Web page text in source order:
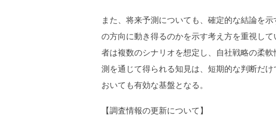
また、将来予測についても、確定的な結論を
の方向に動き得るのかを示す考え方を重視し
者は複数のシナリオを想定し、自社戦略の柔
測を通じて得られる知見は、短期的な判断だ
おいても有効な基盤となる。
【調査情報の更新について】